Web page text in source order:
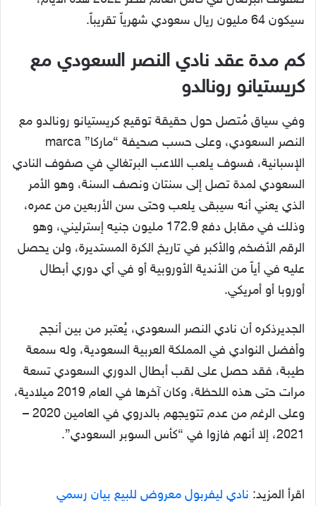
سيكون 64 مليون ريال سعودي شهرياً تقريباً.
كم مدة عقد نادي النصر السعودي مع
كريستيانو رونالدو
وفي سياق مُتصل حول حقيقة توقيع كريستيانو رونالدو مع
النصر السعودي، وعلى حسب صحيفة “ماركا” marca
الإسبانية، فسوف يلعب اللاعب البرتغالي في صفوف النادي
السعودي لمدة تصل إلى سنتان ونصف السنة، وهو الأمر
الذي يعني أنه سيبقى يلعب وحتى سن الأربعين من عمره،
وذلك في مقابل دفع 172.9 مليون جنيه إسترليني، وهو
الرقم الأضخم والأكبر في تاريخ الكرة المستديرة، ولن يحصل
عليه في أياً من الأندية الأوروبية أو في أي دوري أبطال
أوروبا أو أمريكي.
الجديرذكره أن نادي النصر السعودي، يُعتبر من بين أنجح
وأفضل النوادي في المملكة العربية السعودية، وله سمعة
طيبة، فقد حصل على لقب أبطال الدوري السعودي تسعة
مرات حتى هذه اللحظة، وكان آخرها في العام 2019 ميلادية،
وعلى الرغم من عدم تتويجهم بالدروي في العامين 2020 –
2021، إلا أنهم فازوا في “كأس السوبر السعودي”.
اقرأ المزيد: نادي ليفربول معروض للبيع بيان رسمي